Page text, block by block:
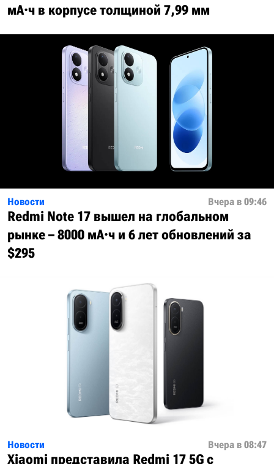
мА·ч в корпусе толщиной 7,99 мм
Новости Вчера в 09:46
Redmi Note 17 вышел на глобальном
рынке – 8000 мА·ч и 6 лет обновлений за
$295
Новости Вчера в 08:47
Xiaomi представила Redmi 17 5G с